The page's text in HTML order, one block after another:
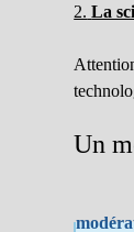
2. La
Un